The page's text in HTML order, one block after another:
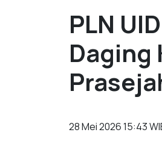
PLN
Daging
28 Mei 2026 15:43